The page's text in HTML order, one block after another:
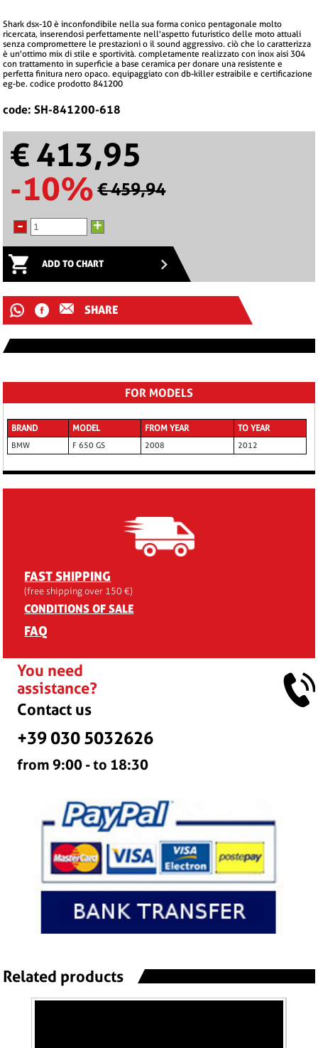
shark dsx-10 è inconfondibile nella sua forma conico pentagonale molto
ricercata, inserendosi perfettamente nell'aspetto futuristico delle moto attuali
senza compromettere le prestazioni o il sound aggressivo. ciò che lo caratterizza
è un'ottimo mix di stile e sportività. completamente realizzato con inox aisi 304
con trattamento in superficie a base ceramica per donare una resistente e
perfetta finitura nero opaco. equipaggiato con db-killer estraibile e certificazione
eg-be. codice prodotto 841200
code: SH-841200-618
€ 413,95
-10% € 459,94
- +
ADD TO CHART
SHARE
FOR MODELS
BRAND MODEL FROM YEAR TO YEAR
BMW F 650 GS 2008 2012
FAST SHIPPING
(free shipping over 150 €)
CONDITIONS OF SALE
FAQ
You need
assistance?
Contact us
+39 030 5032626
from 9:00 - to 18:30
Related products